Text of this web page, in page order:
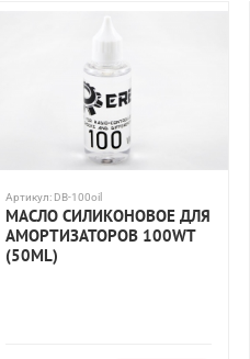
Артикул: DB-100oil
МАСЛО СИЛИКОНОВОЕ ДЛЯ
АМОРТИЗАТОРОВ 100WT
(50ML)